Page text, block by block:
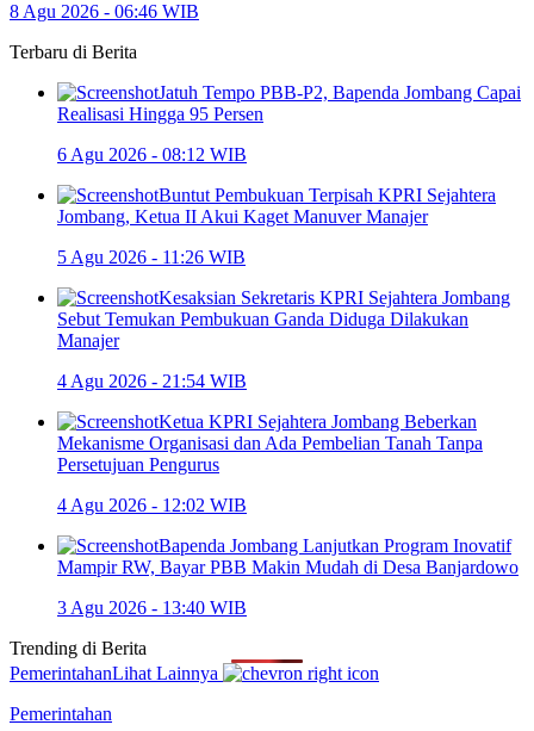
8 Agu 2026 - 06:46 WIB
Terbaru di Berita
Jatuh Tempo PBB-P2, Bapenda Jombang Capai
Realisasi Hingga 95 Persen
6 Agu 2026 - 08:12 WIB
Buntut Pembukuan Terpisah KPRI Sejahtera
Jombang, Ketua II Akui Kaget Manuver Manajer
5 Agu 2026 - 11:26 WIB
Kesaksian Sekretaris KPRI Sejahtera Jombang
Sebut Temukan Pembukuan Ganda Diduga Dilakukan
Manajer
4 Agu 2026 - 21:54 WIB
Ketua KPRI Sejahtera Jombang Beberkan
Mekanisme Organisasi dan Ada Pembelian Tanah Tanpa
Persetujuan Pengurus
4 Agu 2026 - 12:02 WIB
Bapenda Jombang Lanjutkan Program Inovatif
Mampir RW, Bayar PBB Makin Mudah di Desa Banjardowo
3 Agu 2026 - 13:40 WIB
Trending di Berita
PemerintahanLihat Lainnya
Pemerintahan